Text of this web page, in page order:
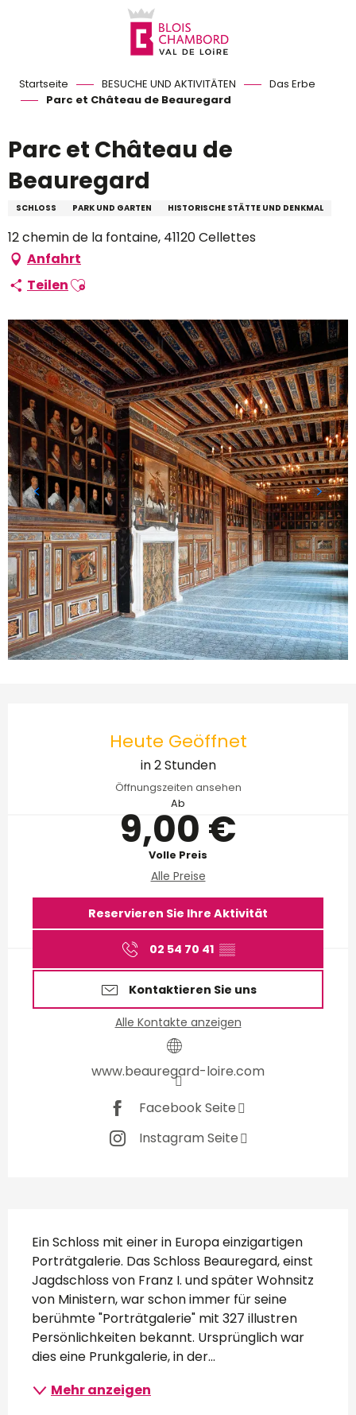
Startseite BESUCHE UND AKTIVITÄTEN
Das Erbe
Parc et Château de Beauregard
Parc et Château de
Beauregard
SCHLOSS PARK UND GARTEN HISTORISCHE STÄTTE UND DENKMAL
12 chemin de la fontaine, 41120 Cellettes
Anfahrt
TeilenAjouter aux favoris
Heute Geöffnet
in 2 Stunden
Öffnungszeiten ansehen
Ab
9,00 €
Volle Preis
Alle Preise
Reservieren Sie Ihre Aktivität
02 54 70 41 ▒▒
Kontaktieren Sie uns
Alle Kontakte anzeigen
www.beauregard-loire.com
Facebook Seite
Instagram Seite
Beschreibung
Ein Schloss mit einer in Europa einzigartigen
Porträtgalerie. Das Schloss Beauregard, einst
Jagdschloss von Franz I. und später Wohnsitz
von Ministern, war schon immer für seine
berühmte "Porträtgalerie" mit 327 illustren
Persönlichkeiten bekannt. Ursprünglich war
dies eine Prunkgalerie, in der...
Mehr anzeigen